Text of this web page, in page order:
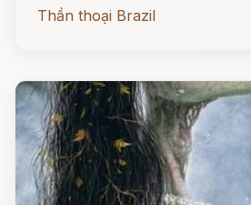
Thần thoại Brazil